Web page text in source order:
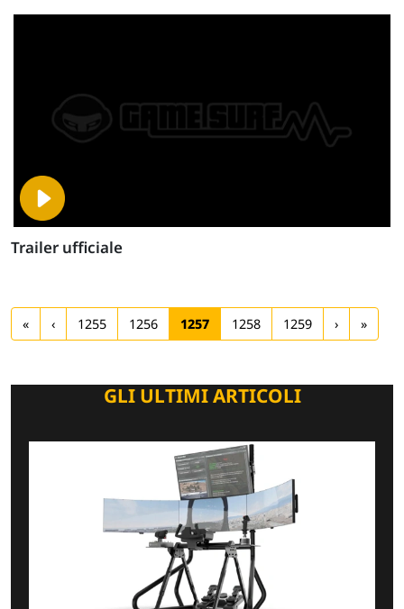
Trailer ufficiale
« ‹ 1255 1256 1257 1258 1259 › »
GLI ULTIMI ARTICOLI